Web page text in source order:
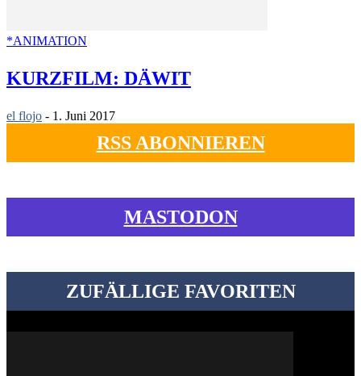
*ANIMATION
KURZFILM: DÄWIT
el flojo - 1. Juni 2017
RSS ABONNIEREN
MASTODON
ZUFÄLLIGE FAVORITEN